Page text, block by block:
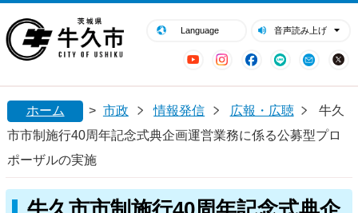
Language 音声読み上げ
YouTubeInstagram
Facebook
LINE Mail
閉じる
ホーム > 市政 情報発信 広報・広聴
牛久
市市制施行40周年記念式典企画運営業務に係る公募型プロ
ポーザルの実施